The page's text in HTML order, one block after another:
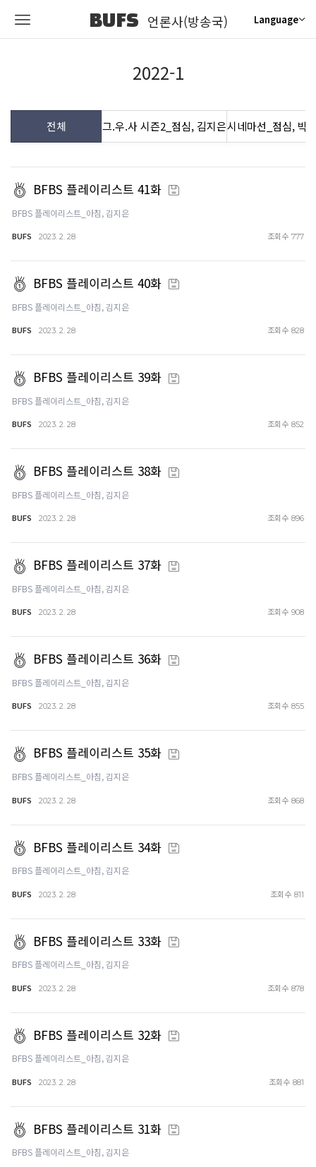
BUFS 언론사(방송국) Language
2022-1
전체 그.우.사 시즌2_점심, 김지은시네마선_점심, 박
BFBS 플레이리스트 41화
BFBS 플레이리스트_아침, 김지은
BUFS 2023. 2. 28 조회수 777
BFBS 플레이리스트 40화
BFBS 플레이리스트_아침, 김지은
BUFS 2023. 2. 28 조회수 828
BFBS 플레이리스트 39화
BFBS 플레이리스트_아침, 김지은
BUFS 2023. 2. 28 조회수 852
BFBS 플레이리스트 38화
BFBS 플레이리스트_아침, 김지은
BUFS 2023. 2. 28 조회수 896
BFBS 플레이리스트 37화
BFBS 플레이리스트_아침, 김지은
BUFS 2023. 2. 28 조회수 908
BFBS 플레이리스트 36화
BFBS 플레이리스트_아침, 김지은
BUFS 2023. 2. 28 조회수 855
BFBS 플레이리스트 35화
BFBS 플레이리스트_아침, 김지은
BUFS 2023. 2. 28 조회수 868
BFBS 플레이리스트 34화
BFBS 플레이리스트_아침, 김지은
BUFS 2023. 2. 28 조회수 811
BFBS 플레이리스트 33화
BFBS 플레이리스트_아침, 김지은
BUFS 2023. 2. 28 조회수 878
BFBS 플레이리스트 32화
BFBS 플레이리스트_아침, 김지은
BUFS 2023. 2. 28 조회수 881
BFBS 플레이리스트 31화
BFBS 플레이리스트_아침, 김지은